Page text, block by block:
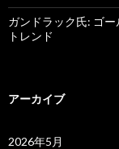
ガンドラック氏: ゴ
トレンド
アーカイブ
2026年5月